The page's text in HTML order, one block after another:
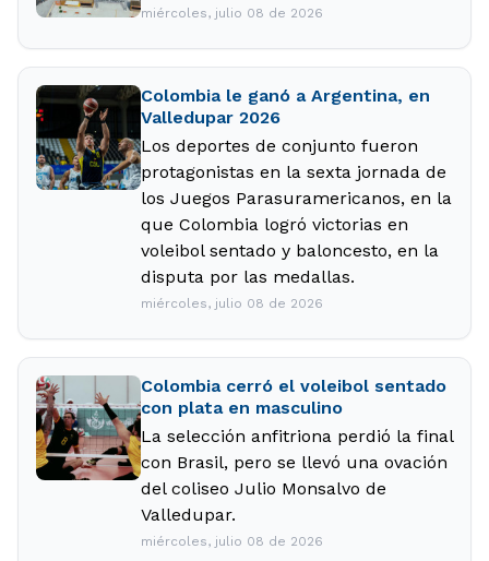
miércoles, julio 08 de 2026
Colombia le ganó a Argentina, en
Valledupar 2026
Los deportes de conjunto fueron
protagonistas en la sexta jornada de
los Juegos Parasuramericanos, en la
que Colombia logró victorias en
voleibol sentado y baloncesto, en la
disputa por las medallas.
miércoles, julio 08 de 2026
Colombia cerró el voleibol sentado
con plata en masculino
La selección anfitriona perdió la final
con Brasil, pero se llevó una ovación
del coliseo Julio Monsalvo de
Valledupar.
miércoles, julio 08 de 2026